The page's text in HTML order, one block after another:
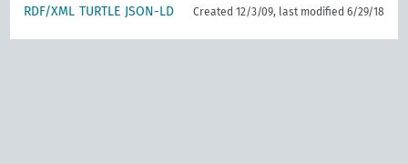
RDF/XML TURTLE JSON-LD Created 12/3/09, last modified 6/29/18